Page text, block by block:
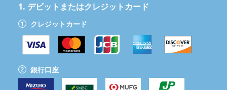
1. デビットまたはクレジットカード
クレジットカード
銀行口座